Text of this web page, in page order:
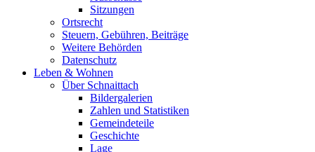
Sitzungen
Ortsrecht
Steuern, Gebühren, Beiträge
Weitere Behörden
Datenschutz
Leben & Wohnen
Über Schnaittach
Bildergalerien
Zahlen und Statistiken
Gemeindeteile
Geschichte
Lage